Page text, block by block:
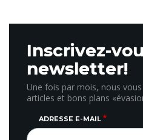
Inscrivez-
newsletter!
Une fois par mois, nous
articles et bons plans
ADRESSE E-MAIL